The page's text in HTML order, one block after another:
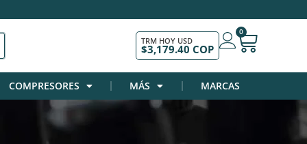
TRM HOY USD
$3,179.40 COP
0
COMPRESORES MÁS MARCAS